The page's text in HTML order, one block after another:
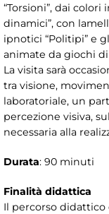
“Torsioni”, dai
dinamici”, con
ipnotici “Politipi” e
animate da giochi
La visita sarà
tra visione,
laboratoriale, un
percezione visiva,
necessaria alla
Durata: 90 minuti
Finalità didattica
Il percorso didattico